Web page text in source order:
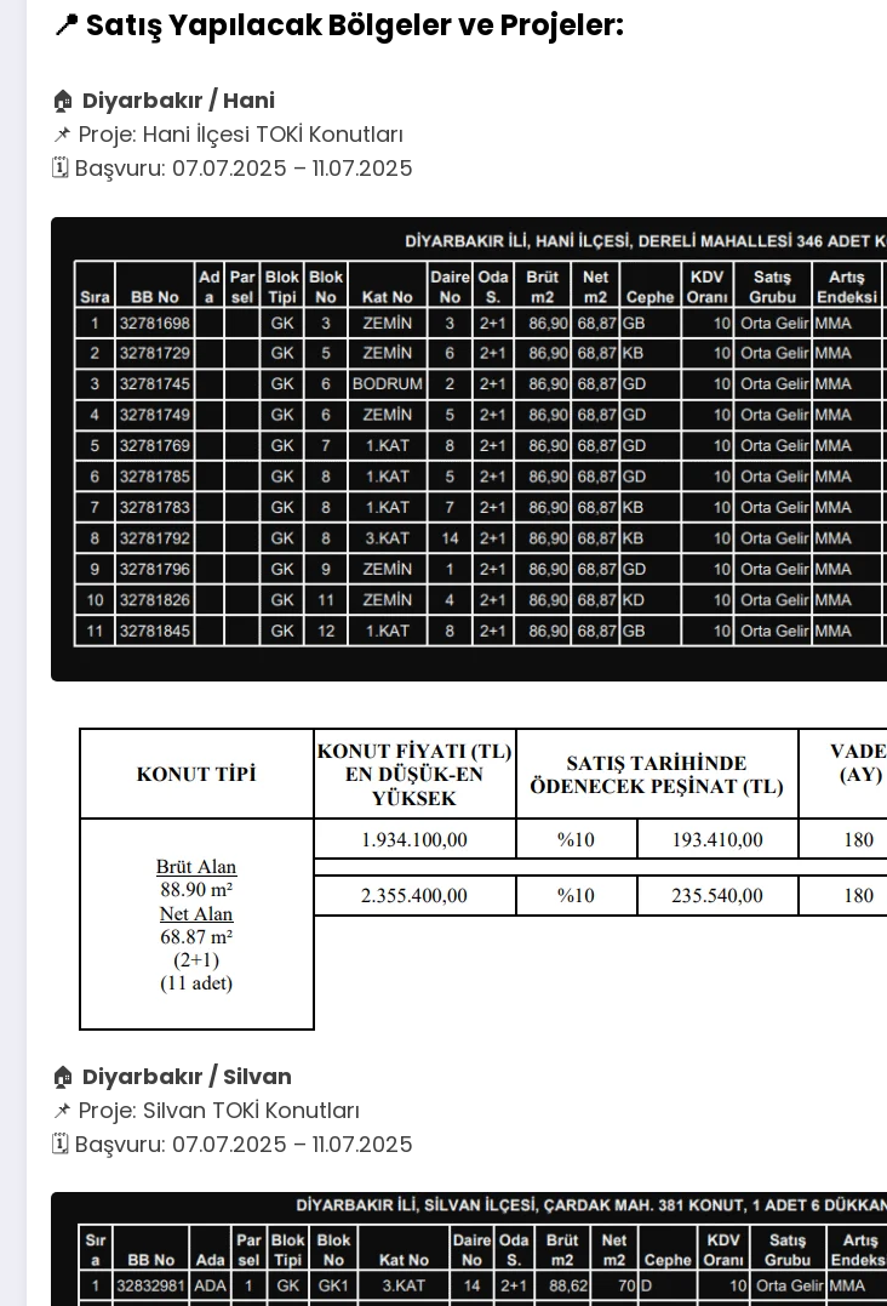
📍 Satış Yapılacak Bölgeler ve Projeler:
🏠 Diyarbakır / Hani
📌 Proje: Hani İlçesi TOKİ Konutları
🗓️ Başvuru: 07.07.2025 – 11.07.2025
🏠 Diyarbakır / Silvan
📌 Proje: Silvan TOKİ Konutları
🗓️ Başvuru: 07.07.2025 – 11.07.2025